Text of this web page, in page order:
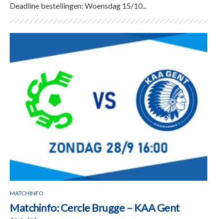
Deadline bestellingen: Woensdag 15/10...
MATCHINFO
Matchinfo: Cercle Brugge – KAA Gent